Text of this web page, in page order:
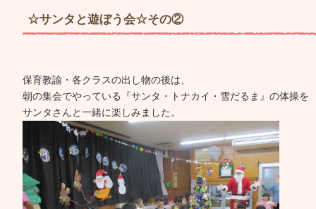
☆サンタと遊ぼう会☆その②
保育教諭・各クラスの出し物の後は、
朝の集会でやっている『サンタ・トナカイ・雪だるま』の体操を
サンタさんと一緒に楽しみました。